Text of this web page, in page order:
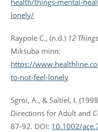
lonely/
Raypole C., (n.d.) 12
Miksuba minn:
https://
to-not-feel-lonely
Sgroi, A., & Saltiel, I.
Directions for Adult and
87-92. DOI: 10.1002/